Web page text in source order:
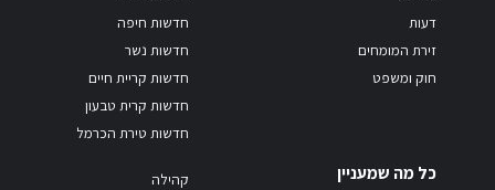
דעות
זירת המומחים
חוק ומשפט
חדשות חיפה
חדשות נשר
חדשות קריית חיים
חדשות קרית טבעון
חדשות טירת הכרמל
כל מה שמעניין
קהילה